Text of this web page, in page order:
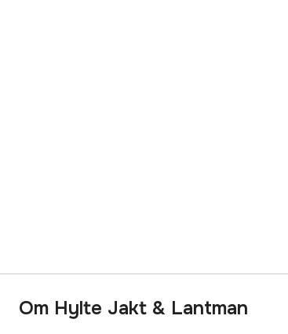
Om Hylte Jakt & Lantman